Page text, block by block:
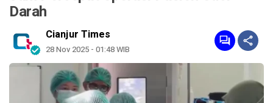
Darah
Cianjur Times
28 Nov 2025 - 01:48 WIB